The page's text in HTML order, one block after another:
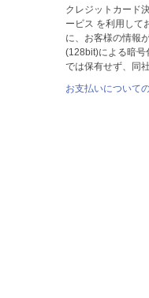
クレジットカード
ービス を利用して
に、お客様の情報
(128bit)による暗号
では保有せず、同
お支払いについて